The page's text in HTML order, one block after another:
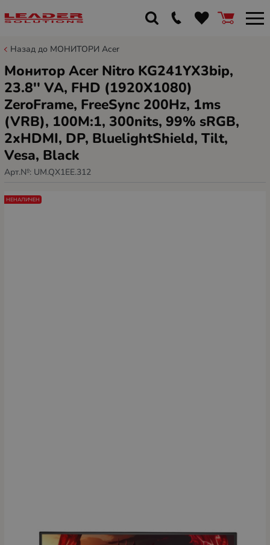
Назад до МОНИТОРИ Acer
Монитор Acer Nitro KG241YX3bip,
23.8'' VA, FHD (1920X1080)
ZeroFrame, FreeSync 200Hz, 1ms
(VRB), 100M:1, 300nits, 99% sRGB,
2xHDMI, DP, BluelightShield, Tilt,
Vesa, Black
Арт.№: UM.QX1EE.312
НЕНАЛИЧЕН